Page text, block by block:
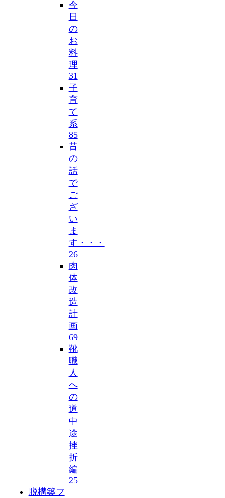
今
日
の
お
料
理
31
子
育
て
系
85
昔
の
話
で
ご
ざ
い
ま
す・・・
26
肉
体
改
造
計
画
69
靴
職
人
へ
の
道
中
途
挫
折
編
25
脱構築フ